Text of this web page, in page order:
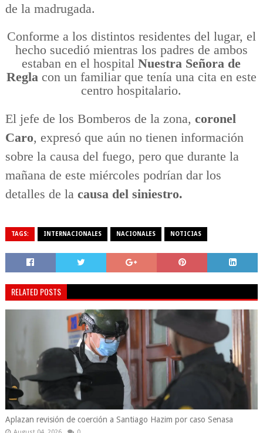
de la madrugada.
Conforme a los distintos residentes del lugar, el
hecho sucedió mientras los padres de ambos
estaban en el hospital Nuestra Señora de
Regla con un familiar que tenía una cita en este
centro hospitalario.
El jefe de los Bomberos de la zona, coronel
Caro, expresó que aún no tienen información
sobre la causa del fuego, pero que durante la
mañana de este miércoles podrían dar los
detalles de la causa del siniestro.
TAGS: INTERNACIONALES NACIONALES NOTICIAS
RELATED POSTS
Aplazan revisión de coerción a Santiago Hazim por caso Senasa